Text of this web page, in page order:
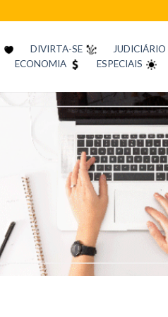
DIVIRTA-SE
JUDICIÁRIO
ECONOMIA ESPECIAIS